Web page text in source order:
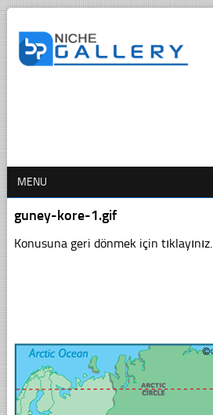
MENU
guney-kore-1.gif
Konusuna geri dönmek için tıklayınız.